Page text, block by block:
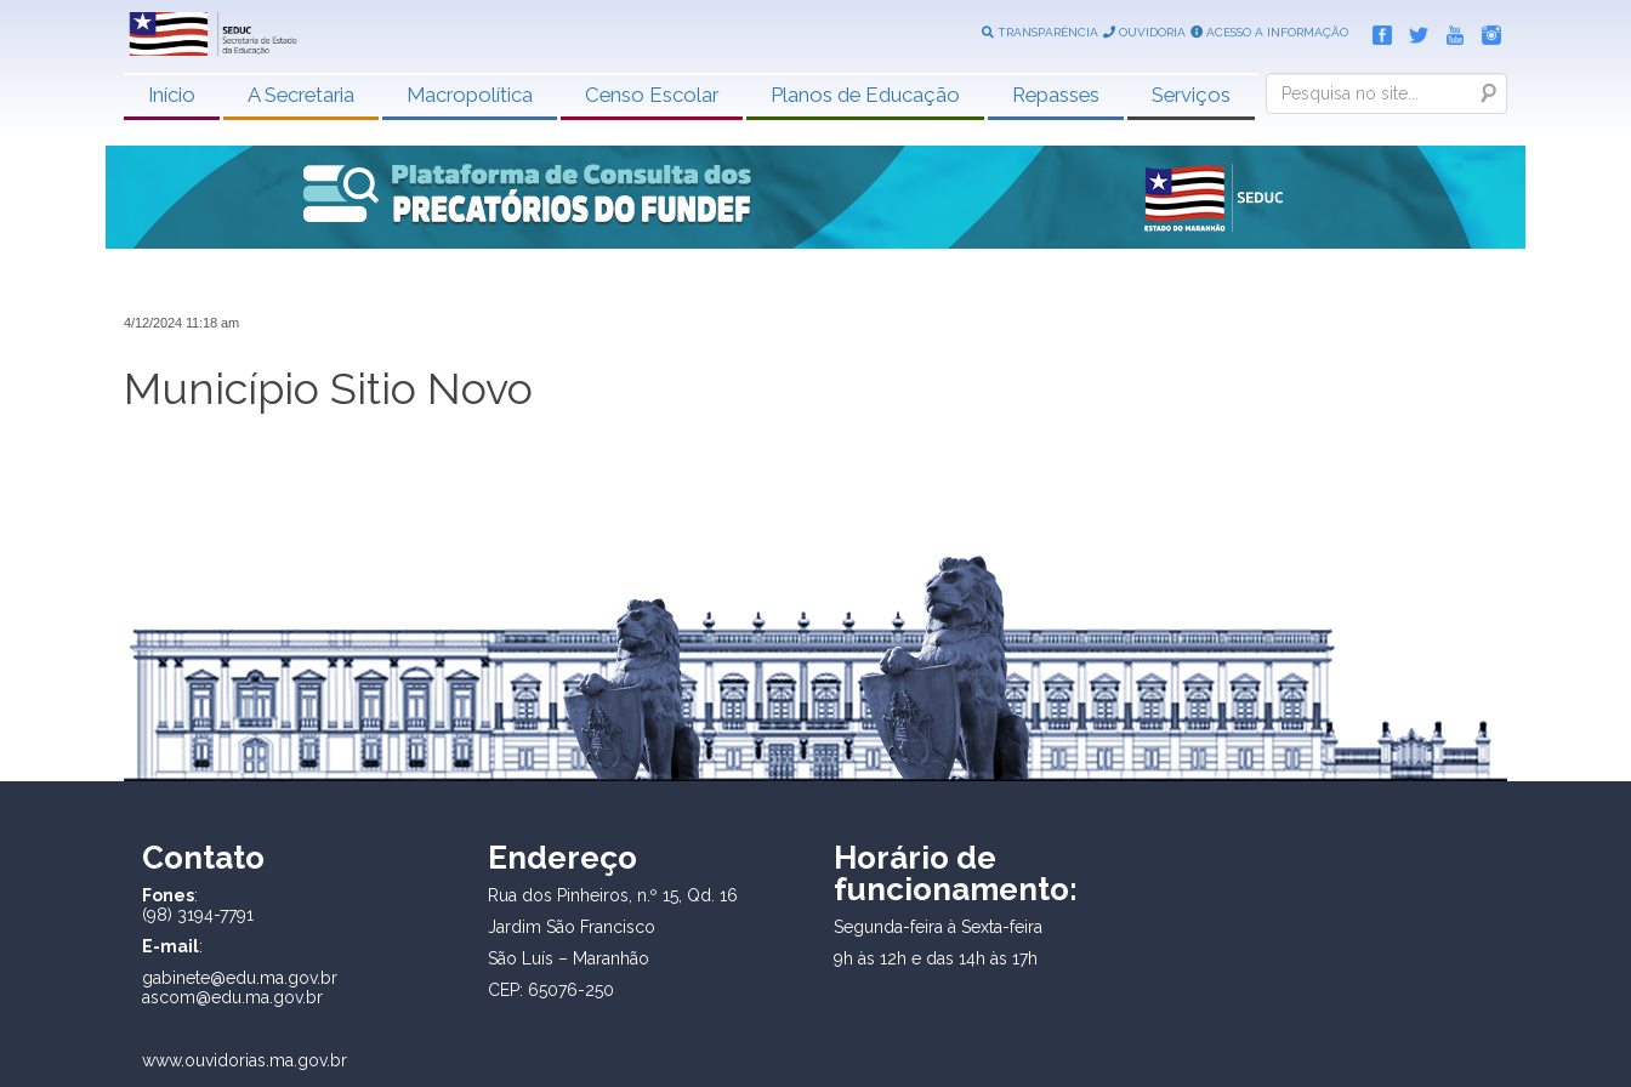
TRANSPARÊNCIA OUVIDORIA ACESSO A INFORMAÇÃO
Início A Secretaria Macropolítica Censo Escolar Planos de Educação Repasses Serviços Search
4/12/2024 11:18 am
Município Sitio Novo
Contato
Fones:
(98) 3194-7791
E-mail:
gabinete@edu.ma.gov.br
ascom@edu.ma.gov.br
www.ouvidorias.ma.gov.br
Endereço
Rua dos Pinheiros, n.º 15, Qd. 16
Jardim São Francisco
São Luís – Maranhão
CEP: 65076-250
Horário de
funcionamento:
Segunda-feira à Sexta-feira
9h às 12h e das 14h às 17h